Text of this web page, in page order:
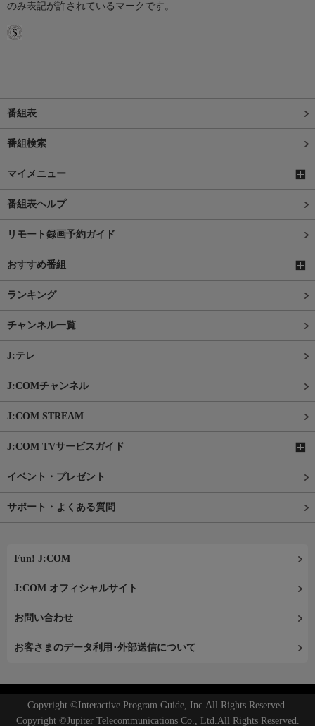
のみ表記が許されているマークです。
番組表
番組検索
マイメニュー
番組表ヘルプ
リモート録画予約ガイド
おすすめ番組
ランキング
チャンネル一覧
J:テレ
J:COMチャンネル
J:COM STREAM
J:COM TVサービスガイド
イベント・プレゼント
サポート・よくある質問
Fun! J:COM
J:COM オフィシャルサイト
お問い合わせ
お客さまのデータ利用･外部送信について
Copyright ©Interactive Program Guide, Inc.All Rights Reserved.
Copyright ©Jupiter Telecommunications Co., Ltd.All Rights Reserved.